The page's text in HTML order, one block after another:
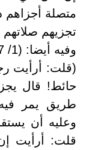
متصلة أجزاهم
تجزيهم صلاتهم
وفيه أيضا: (1/ 197):
(قلت: أرأيت
حائط! قال
طريق يمر
وعليه أن
قلت: أرأيت